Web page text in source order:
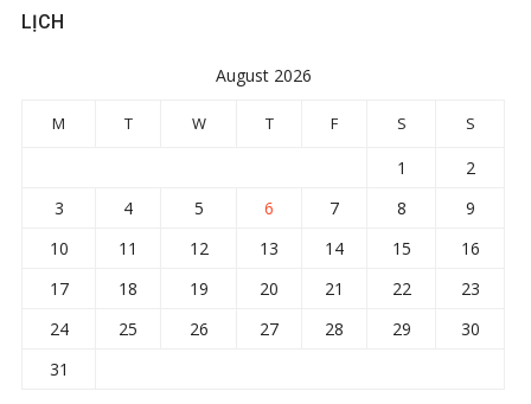
LỊCH
August 2026
M T W T F S S
1
2
3
4 5 6 7 8
9
10
11 12 13 14 15
16
17
18 19 20 21 22
23
24
25 26 27 28 29
30
31